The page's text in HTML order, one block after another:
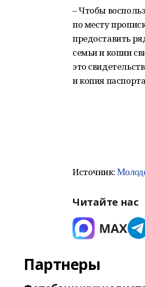
– Чтобы
по месту
предоставить
семьи и копии
это
и копия
Источник:
Читайте нас
Партнеры